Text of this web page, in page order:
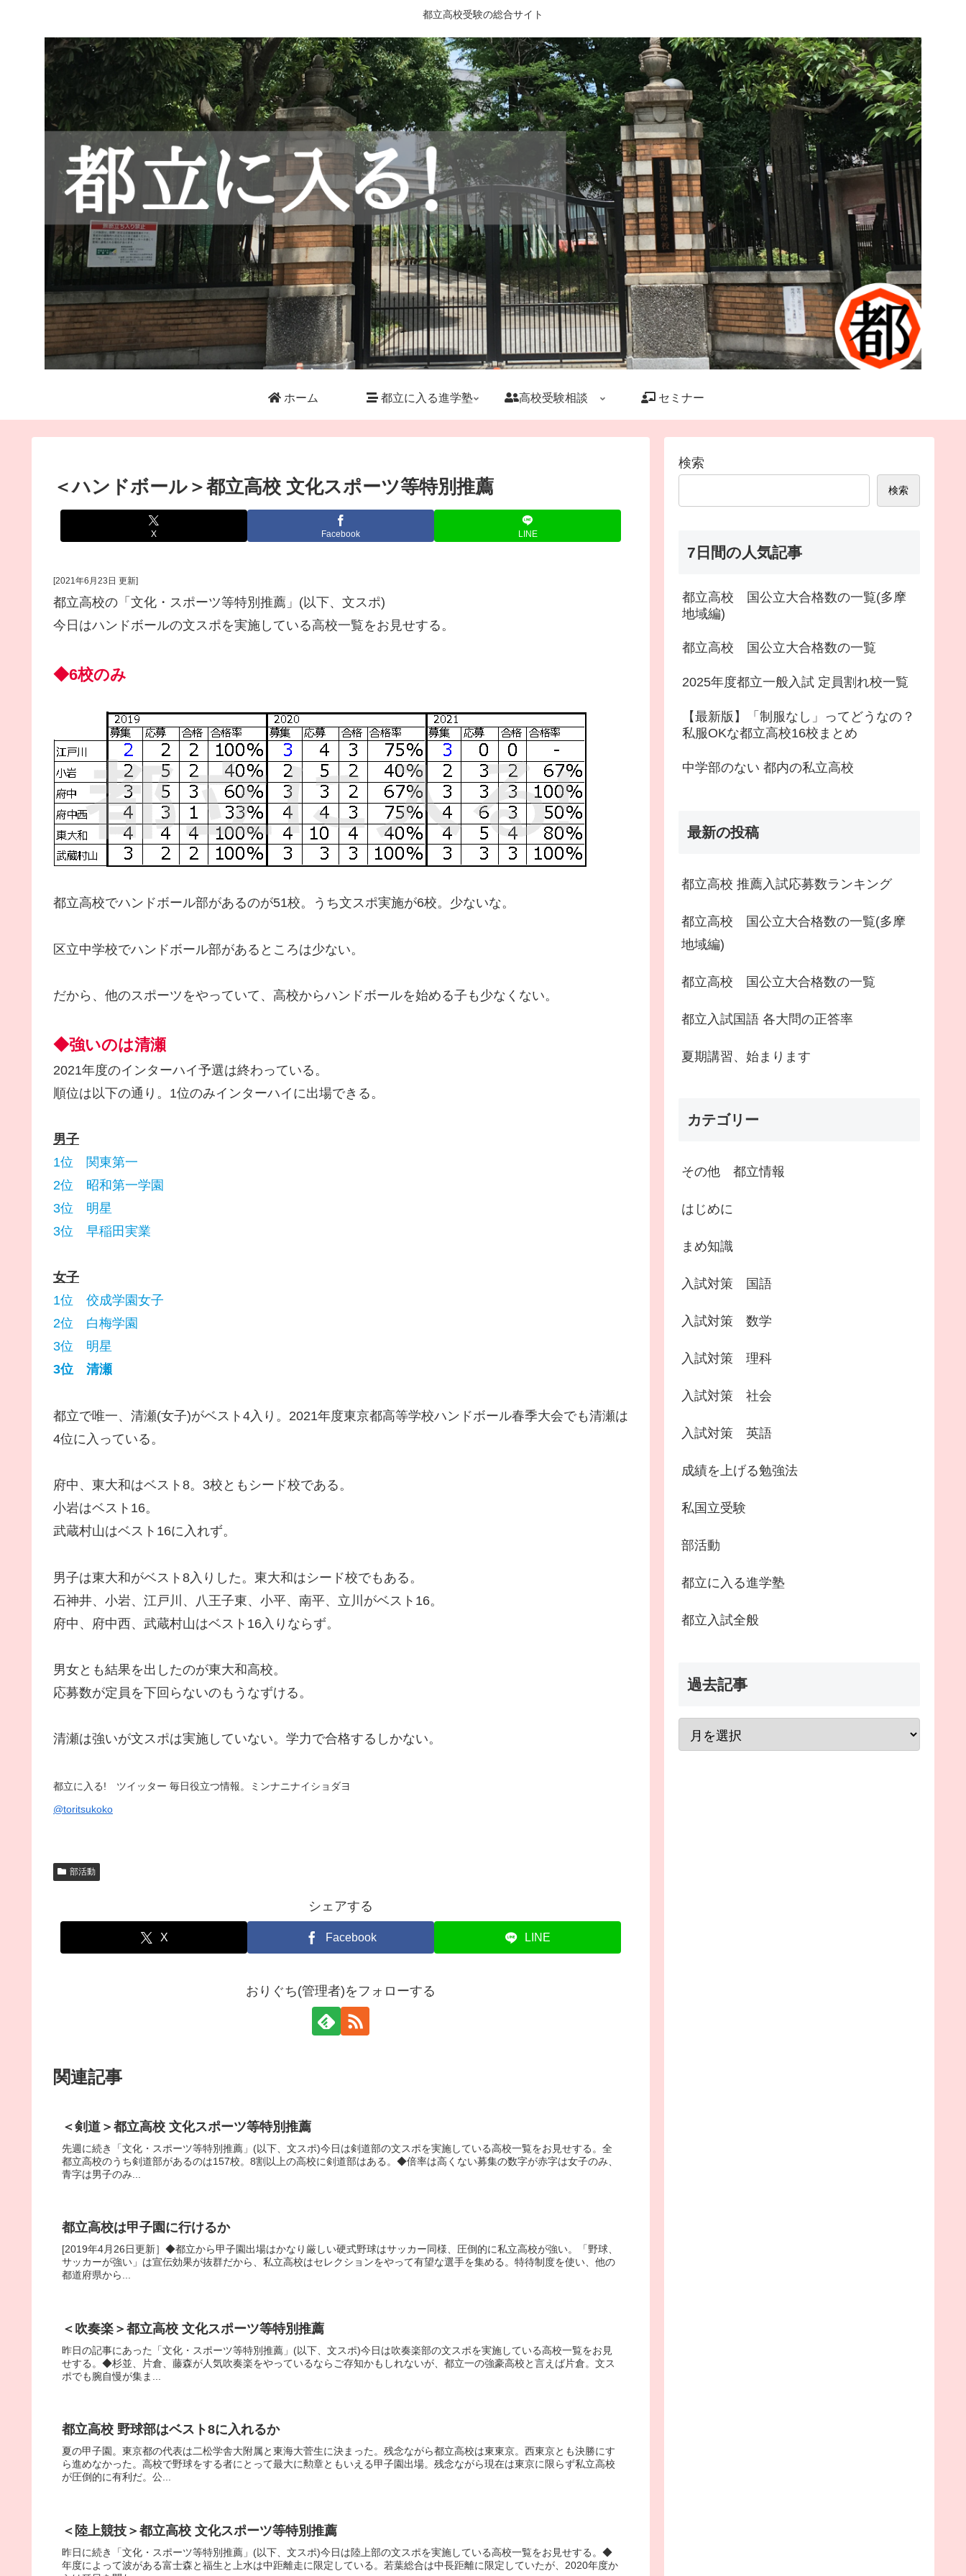
都立高校受験の総合サイト
ホーム 都立に入る進学塾 高校受験相談 セミナー
＜ハンドボール＞都立高校 文化スポーツ等特別推薦
X Facebook LINE
[2021年6月23日 更新]
都立高校の「文化・スポーツ等特別推薦」(以下、文スポ)
今日はハンドボールの文スポを実施している高校一覧をお見せする。
◆6校のみ
都立高校でハンドボール部があるのが51校。うち文スポ実施が6校。少ないな。
区立中学校でハンドボール部があるところは少ない。
だから、他のスポーツをやっていて、高校からハンドボールを始める子も少なくない。
◆強いのは清瀬
2021年度のインターハイ予選は終わっている。
順位は以下の通り。1位のみインターハイに出場できる。
男子
1位 関東第一
2位 昭和第一学園
3位 明星
3位 早稲田実業
女子
1位 佼成学園女子
2位 白梅学園
3位 明星
3位 清瀬
都立で唯一、清瀬(女子)がベスト4入り。2021年度東京都高等学校ハンドボール春季大会でも清瀬は
4位に入っている。
府中、東大和はベスト8。3校ともシード校である。
小岩はベスト16。
武蔵村山はベスト16に入れず。
男子は東大和がベスト8入りした。東大和はシード校でもある。
石神井、小岩、江戸川、八王子東、小平、南平、立川がベスト16。
府中、府中西、武蔵村山はベスト16入りならず。
男女とも結果を出したのが東大和高校。
応募数が定員を下回らないのもうなずける。
清瀬は強いが文スポは実施していない。学力で合格するしかない。
都立に入る! ツイッター 毎日役立つ情報。ミンナニナイショダヨ
@toritsukoko
部活動
シェアする
X Facebook LINE
おりぐち(管理者)をフォローする
関連記事
＜剣道＞都立高校 文化スポーツ等特別推薦
先週に続き「文化・スポーツ等特別推薦」(以下、文スポ)今日は剣道部の文スポを実施している高校一覧をお見せする。全
都立高校のうち剣道部があるのは157校。8割以上の高校に剣道部はある。◆倍率は高くない募集の数字が赤字は女子のみ、
青字は男子のみ...
都立高校は甲子園に行けるか
[2019年4月26日更新］◆都立から甲子園出場はかなり厳しい硬式野球はサッカー同様、圧倒的に私立高校が強い。「野球、
サッカーが強い」は宣伝効果が抜群だから、私立高校はセレクションをやって有望な選手を集める。特待制度を使い、他の
都道府県から...
＜吹奏楽＞都立高校 文化スポーツ等特別推薦
昨日の記事にあった「文化・スポーツ等特別推薦」(以下、文スポ)今日は吹奏楽部の文スポを実施している高校一覧をお見
せする。◆杉並、片倉、藤森が人気吹奏楽をやっているならご存知かもしれないが、都立一の強豪高校と言えば片倉。文ス
ポでも腕自慢が集ま...
都立高校 野球部はベスト8に入れるか
夏の甲子園。東京都の代表は二松学舎大附属と東海大菅生に決まった。残念ながら都立高校は東東京。西東京とも決勝にす
ら進めなかった。高校で野球をする者にとって最大に勲章ともいえる甲子園出場。残念ながら現在は東京に限らず私立高校
が圧倒的に有利だ。公...
＜陸上競技＞都立高校 文化スポーツ等特別推薦
昨日に続き「文化・スポーツ等特別推薦」(以下、文スポ)今日は陸上部の文スポを実施している高校一覧をお見せする。◆
年度によって波がある富士森と福生と上水は中距離走に限定している。若葉総合は中長距離に限定していたが、2020年度か
検索
検索
7日間の人気記事
都立高校 国公立大合格数の一覧(多摩
地域編)
都立高校 国公立大合格数の一覧
2025年度都立一般入試 定員割れ校一覧
【最新版】「制服なし」ってどうなの？
私服OKな都立高校16校まとめ
中学部のない 都内の私立高校
最新の投稿
都立高校 推薦入試応募数ランキング
都立高校 国公立大合格数の一覧(多摩
地域編)
都立高校 国公立大合格数の一覧
都立入試国語 各大問の正答率
夏期講習、始まります
カテゴリー
その他 都立情報
はじめに
まめ知識
入試対策 国語
入試対策 数学
入試対策 理科
入試対策 社会
入試対策 英語
成績を上げる勉強法
私国立受験
部活動
都立に入る進学塾
都立入試全般
過去記事